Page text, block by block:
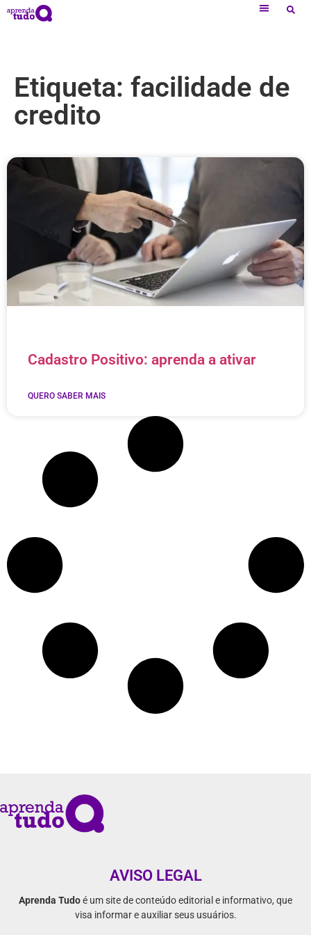
Etiqueta: facilidade de
credito
Cadastro Positivo: aprenda a ativar
QUERO SABER MAIS
AVISO LEGAL
Aprenda Tudoé um site de conteúdo editorial e informativo, que
visa informar e auxiliar seus usuários.